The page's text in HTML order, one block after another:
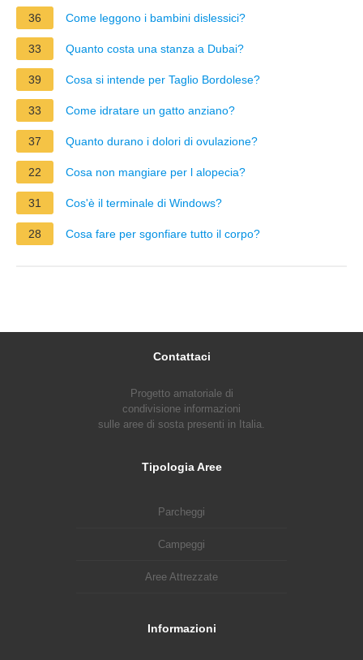
36 Come leggono i bambini dislessici?
33 Quanto costa una stanza a Dubai?
39 Cosa si intende per Taglio Bordolese?
33 Come idratare un gatto anziano?
37 Quanto durano i dolori di ovulazione?
22 Cosa non mangiare per l alopecia?
31 Cos'è il terminale di Windows?
28 Cosa fare per sgonfiare tutto il corpo?
Contattaci
Progetto amatoriale di
condivisione informazioni
sulle aree di sosta presenti in Italia.
Tipologia Aree
Parcheggi
Campeggi
Aree Attrezzate
Informazioni